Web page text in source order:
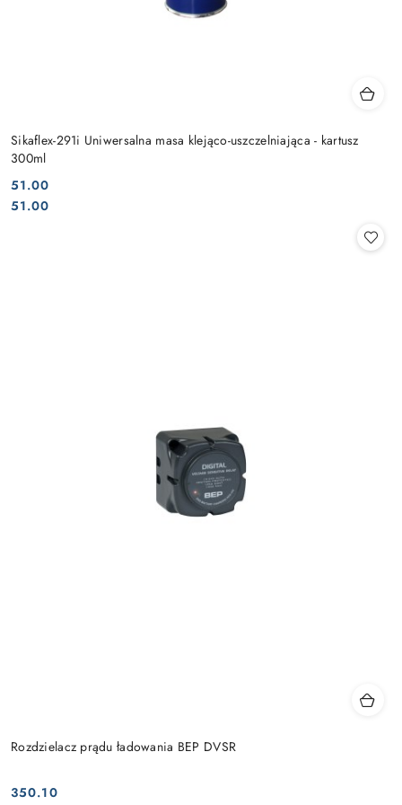
Sikaflex-291i Uniwersalna masa klejąco-uszczelniająca - kartusz
300ml
Cena:
51.00
Cena:
51.00
Rozdzielacz prądu ładowania BEP DVSR
350.10